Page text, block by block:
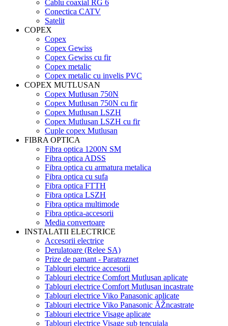
Cablu coaxial RG 6
Conectica CATV
Satelit
COPEX
Copex
Copex Gewiss
Copex Gewiss cu fir
Copex metalic
Copex metalic cu invelis PVC
COPEX MUTLUSAN
Copex Mutlusan 750N
Copex Mutlusan 750N cu fir
Copex Mutlusan LSZH
Copex Mutlusan LSZH cu fir
Cuple copex Mutlusan
FIBRA OPTICA
Fibra optica 1200N SM
Fibra optica ADSS
Fibra optica cu armatura metalica
Fibra optica cu sufa
Fibra optica FTTH
Fibra optica LSZH
Fibra optica multimode
Fibra optica-accesorii
Media convertoare
INSTALATII ELECTRICE
Accesorii electrice
Derulatoare (Relee SA)
Prize de pamant - Paratraznet
Tablouri electrice accesorii
Tablouri electrice Comfort Mutlusan aplicate
Tablouri electrice Comfort Mutlusan incastrate
Tablouri electrice Viko Panasonic aplicate
Tablouri electrice Viko Panasonic ĂŽncastrate
Tablouri electrice Visage aplicate
Tablouri electrice Visage sub tencuiala